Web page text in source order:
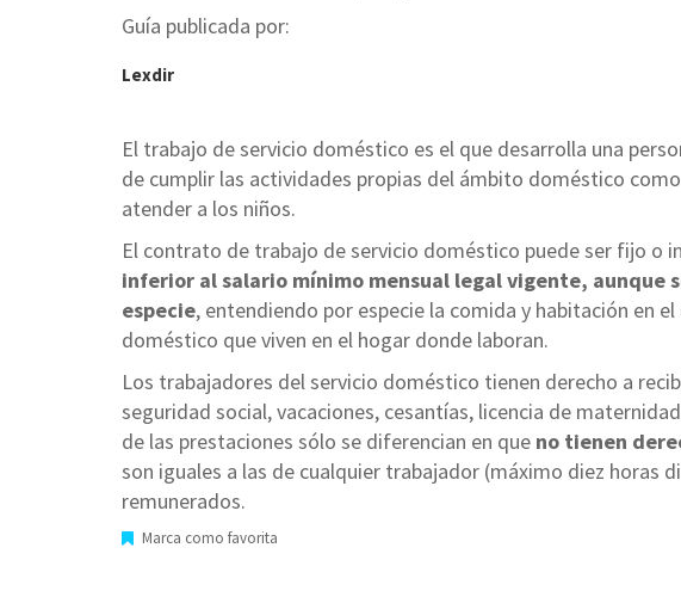
Guía publicada por:
Lexdir
El trabajo de servicio doméstico es el que desarrolla una
de cumplir las actividades propias del ámbito doméstico
atender a los niños.
El contrato de trabajo de servicio doméstico puede ser fijo o
inferior al salario mínimo mensual legal vigente, aunque
especie, entendiendo por especie la comida y habitación en
doméstico que viven en el hogar donde laboran.
Los trabajadores del servicio doméstico tienen derecho a
seguridad social, vacaciones, cesantías, licencia de
de las prestaciones sólo se diferencian en que no tienen
son iguales a las de cualquier trabajador (máximo diez horas
remunerados.
Marca como favorita